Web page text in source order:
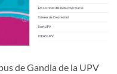
de Gandia de la UPV